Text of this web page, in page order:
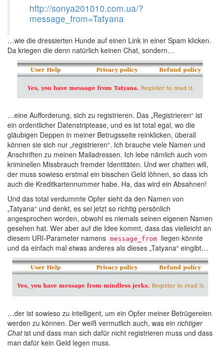
http://sonya201010.com.ua/?
message_from=Tatyana
…wie die dressierten Hunde auf einen Link in einer Spam klicken.
Da kriegen die denn natürlich keinen Chat, sondern…
…eine Aufforderung, sich zu registrieren. Das „Registrieren“ ist
ein ordentlicher Datenstriptease, und es ist total egal, wo die
gläubigen Deppen in meiner Betrugsseite reinklicken, überall
können sie sich nur „registrieren“. Ich brauche viele Namen und
Anschriften zu meinen Mailadressen. Ich lebe nämlich auch vom
kriminellen Missbrauch fremder Identitäten. Und wer chatten will,
der muss sowieso erstmal ein bisschen Geld löhnen, so dass ich
auch die Kreditkartennummer habe. Ha, das wird ein Absahnen!
Und das total verdummte Opfer sieht da den Namen von
„Tatyana“ und denkt, es sei jetzt so richtig persönlich
angesprochen worden, obwohl es niemals seinen eigenen Namen
gesehen hat. Wer aber auf die Idee kommt, dass das vielleicht an
diesem URI-Parameter namens message_from liegen könnte
und da einfach mal etwas anderes als dieses „Tatyana“ eingibt…
…der ist sowieso zu intelligent, um ein Opfer meiner Betrügereien
werden zu können. Der weiß vermutlich auch, was ein richtiger
Chatist und dass man sich dafür nicht registrieren muss und dass
man dafür kein Geld legen muss.